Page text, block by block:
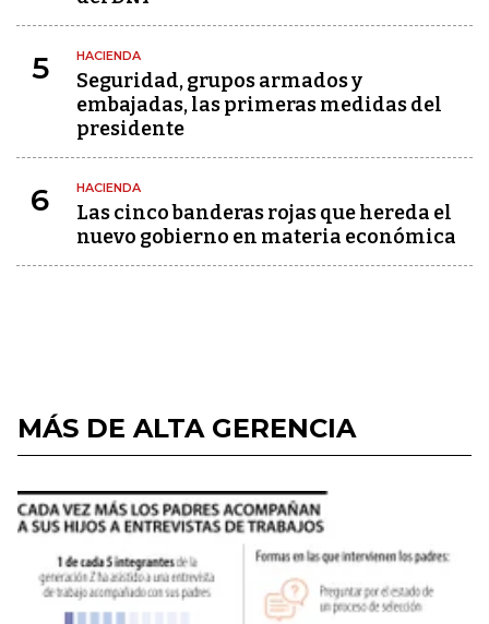
5 HACIENDA
Seguridad, grupos armados y
embajadas, las primeras medidas del
presidente
6 HACIENDA
Las cinco banderas rojas que hereda el
nuevo gobierno en materia económica
MÁS DE ALTA GERENCIA